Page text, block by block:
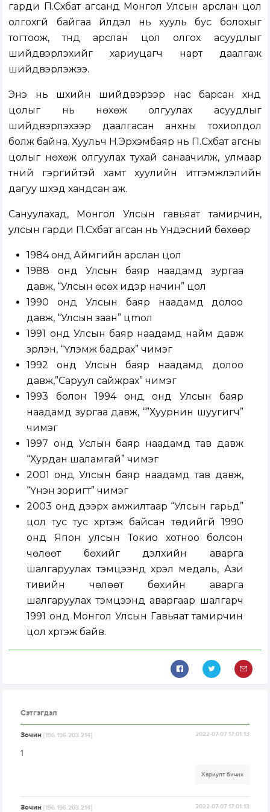
гарди П.Сүхбат агсанд Монгол Улсын арслан цол
олгохгүй байгаа үйлдэл нь хууль бус болохыг
тогтоож, түүнд арслан цол олгох асуудлыг
шийдвэрлэхийг хариуцагч нарт даалгаж
шийдвэрлэжээ.
Энэ нь шүүхийн шийдвэрээр нас барсан хүнд
цолыг нь нөхөж олгуулах асуудлыг
шийдвэрлэхээр даалгасан анхны тохиолдол
болж байна. Хуульч Н.Эрхэмбаяр нь П.Сүхбат агсны
цолыг нөхөж олгуулах тухай санаачилж, улмаар
түүний гэргийтэй хамт хуулийн итгэмжлэлийн
дагуу шүүхэд хандсан аж.
Сануулахад, Монгол Улсын гавьяат тамирчин,
улсын гарди П.Сүхбат агсан нь Үндэсний бөхөөр
1984 онд Аймгийн арслан цол
1988 онд Улсын баяр наадамд зургаа
давж, “Улсын өсөх идэр начин” цол
1990 онд Улсын баяр наадамд долоо
давж, “Улсын заан” цmол
1991 онд Улсын баяр наадамд найм давж
үзүүрлэн, “Үлэмж бадрах” чимэг
1992 онд Улсын баяр наадамд долоо
давж,”Саруул сайжрах” чимэг
1993 болон 1994 онд онд Улсын баяр
наадамд зургаа давж, “”Хуурнин шуугигч”
чимэг
1997 онд Услын баяр наадамд тав давж
“Хурдан шаламгай” чимэг
2001 онд Улсын баяр наадамд тав давж,
“Үнэн зоригт” чимэг
2003 онд дээрх амжилтаар “Улсын гарьд”
цол тус тус хүртэж байсан төдийгүй 1990
онд Япон улсын Токио хотноо болсон
чөлөөт бөхийг дэлхийн аварга
шалгаруулах тэмцээнд хүрэл медаль, Ази
тивийн чөлөөт бөхийн аварга
шалгаруулах тэмцээнд аваргаар шалгарч
1991 онд Монгол Улсын Гавьяат тамирчин
цол хүртэж байв.
Сэтгэгдэл
Зочин[196.196.203.214] 2022-07-07 17:01:13
1
Хариулт бичих
Зочин[196.196.203.214] 2022-07-07 17:01:13